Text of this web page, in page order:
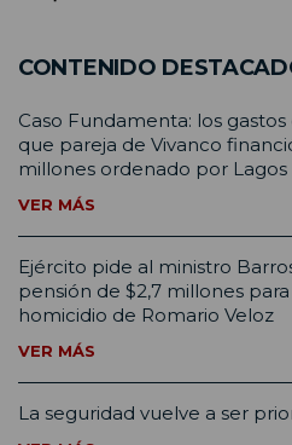
CONTENIDO
Caso Fundamenta: los
que pareja de Vivanco
millones ordenado por Lagos
VER MÁS
Ejército pide al ministro
pensión de $2,7 millones
homicidio de Romario Veloz
VER MÁS
La seguridad vuelve a ser